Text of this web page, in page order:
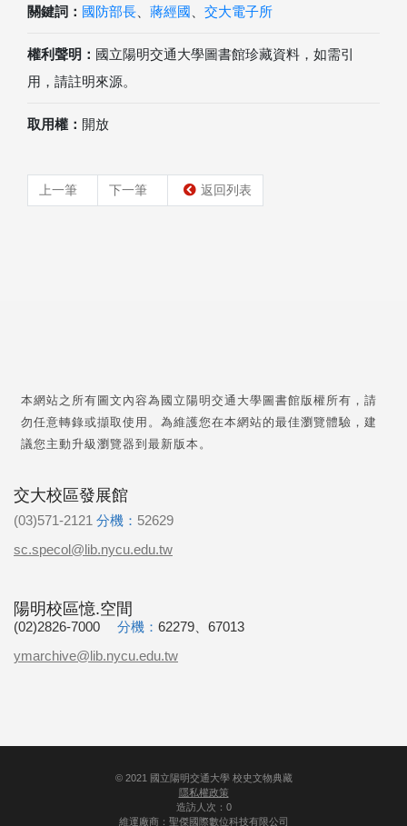
關鍵詞： 國防部長、 蔣經國、 交大電子所
權利聲明： 國立陽明交通大學圖書館珍藏資料，如需引
用，請註明來源。
取用權： 開放
上一筆 下一筆 返回列表
本網站之所有圖文內容為國立陽明交通大學圖書館版權所有，請
勿任意轉錄或擷取使用。為維護您在本網站的最佳瀏覽體驗，建
議您主動升級瀏覽器到最新版本。
交大校區發展館
(03)571-2121 分機： 52629
sc.specol@lib.nycu.edu.tw
陽明校區憶.空間
(02)2826-7000 分機： 62279、67013
ymarchive@lib.nycu.edu.tw
© 2021國立陽明交通大學 校史文物典藏
隱私權政策
造訪人次：0
維運廠商： 聖傑國際數位科技有限公司